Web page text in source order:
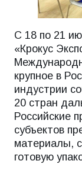
С 18 по 21
«Крокус
крупное в
индустрии
20 стран
Российские
субъектов
материалы,
готовую